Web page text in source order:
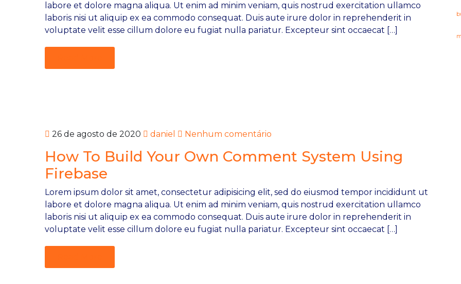
labore et dolore magna aliqua. Ut enim ad minim veniam, quis nostrud exercitation ullamco
laboris nisi ut aliquip ex ea commodo consequat. Duis aute irure dolor in reprehenderit in
voluptate velit esse cillum dolore eu fugiat nulla pariatur. Excepteur sint occaecat […]
26 de agosto de 2020 daniel Nenhum comentário
How To Build Your Own Comment System Using
Firebase
Lorem ipsum dolor sit amet, consectetur adipisicing elit, sed do eiusmod tempor incididunt ut
labore et dolore magna aliqua. Ut enim ad minim veniam, quis nostrud exercitation ullamco
laboris nisi ut aliquip ex ea commodo consequat. Duis aute irure dolor in reprehenderit in
voluptate velit esse cillum dolore eu fugiat nulla pariatur. Excepteur sint occaecat […]